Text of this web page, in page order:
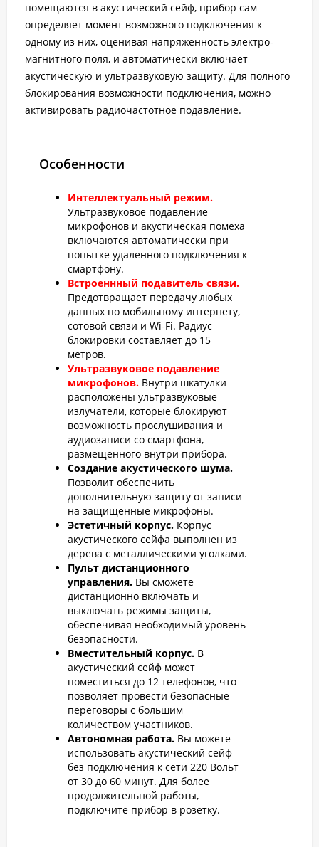
помещаются в акустический сейф, прибор сам
определяет момент возможного подключения к
одному из них, оценивая напряженность электро-
магнитного поля, и автоматически включает
акустическую и ультразвуковую защиту. Для полного
блокирования возможности подключения, можно
активировать радиочастотное подавление.
Особенности
Интеллектуальный режим.
Ультразвуковое подавление
микрофонов и акустическая помеха
включаются автоматически при
попытке удаленного подключения к
смартфону.
Встроеннный подавитель связи.
Предотвращает передачу любых
данных по мобильному интернету,
сотовой связи и Wi-Fi. Радиус
блокировки составляет до 15
метров.
Ультразвуковое подавление
микрофонов. Внутри шкатулки
расположены ультразвуковые
излучатели, которые блокируют
возможность прослушивания и
аудиозаписи со смартфона,
размещенного внутри прибора.
Создание акустического шума.
Позволит обеспечить
дополнительную защиту от записи
на защищенные микрофоны.
Эстетичный корпус. Корпус
акустического сейфа выполнен из
дерева с металлическими уголками.
Пульт дистанционного
управления. Вы сможете
дистанционно включать и
выключать режимы защиты,
обеспечивая необходимый уровень
безопасности.
Вместительный корпус. В
акустический сейф может
поместиться до 12 телефонов, что
позволяет провести безопасные
переговоры с большим
количеством участников.
Автономная работа. Вы можете
использовать акустический сейф
без подключения к сети 220 Вольт
от 30 до 60 минут. Для более
продолжительной работы,
подключите прибор в розетку.